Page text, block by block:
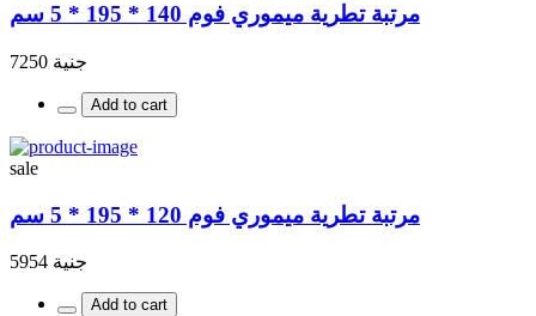
مرتبة تطرية ميموري فوم 140 * 195 * 5 سم
جنية 7250
Add to cart
sale
مرتبة تطرية ميموري فوم 120 * 195 * 5 سم
جنية 5954
Add to cart